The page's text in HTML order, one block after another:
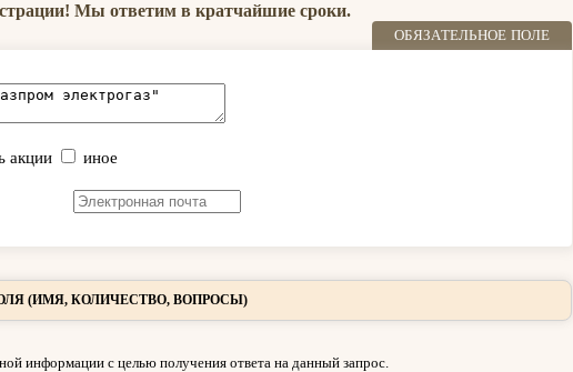
Мы ответим в кратчайшие сроки.
ОБЯЗАТЕЛЬНОЕ ПОЛЕ
акции иное
(ИМЯ, КОЛИЧЕСТВО, ВОПРОСЫ)
информации с целью получения ответа на данный запрос.